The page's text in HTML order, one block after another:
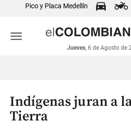
económicos
Colombia
Pico y Placa Medellín
Jueves, 6 de Agosto de
menu
Indígenas juran a
Tierra